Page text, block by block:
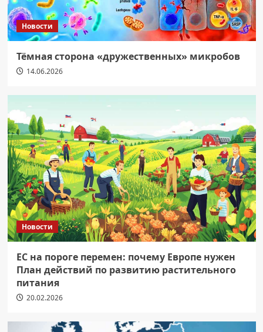
Новости
Тёмная сторона «дружественных» микробов
14.06.2026
Новости
ЕС на пороге перемен: почему Европе нужен
План действий по развитию растительного
питания
20.02.2026